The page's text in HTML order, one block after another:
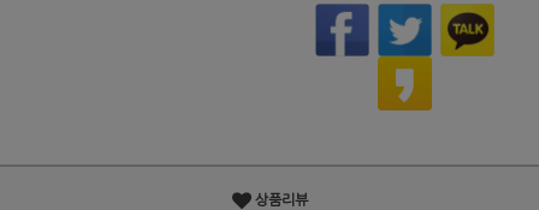
상품리뷰